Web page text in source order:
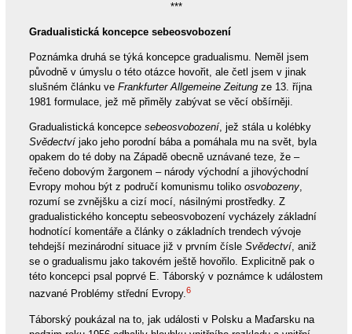
***
Gradualistická koncepce sebeosvobození
Poznámka druhá se týká koncepce gradualismu. Neměl jsem
původně v úmyslu o této otázce hovořit, ale četl jsem v jinak
slušném článku ve Frankfurter Allgemeine Zeitungze 13. října
1981 formulace, jež mě přiměly zabývat se věcí obšírněji.
Gradualistická koncepce sebeosvobození, jež stála u kolébky
Svědectvíjako jeho porodní bába a pomáhala mu na svět, byla
opakem do té doby na Západě obecně uznávané teze, že –
řečeno dobovým žargonem – národy východní a jihovýchodní
Evropy mohou být z područí komunismu toliko osvobozeny,
rozumí se zvnějšku a cizí mocí, násilnými prostředky. Z
gradualistického konceptu sebeosvobození vycházely základní
hodnotící komentáře a články o základních trendech vývoje
tehdejší mezinárodní situace již v prvním čísle Svědectví, aniž
se o gradualismu jako takovém ještě hovořilo. Explicitně pak o
této koncepci psal poprvé E. Táborský v poznámce k událostem
nazvané Problémy střední Evropy.6
Táborský poukázal na to, jak události v Polsku a Maďarsku na